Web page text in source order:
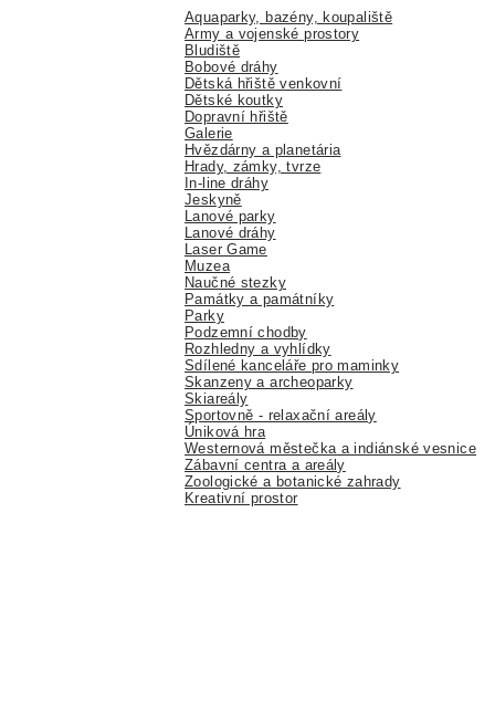
Aquaparky, bazény, koupaliště
Army a vojenské prostory
Bludiště
Bobové dráhy
Dětská hřiště venkovní
Dětské koutky
Dopravní hřiště
Galerie
Hvězdárny a planetária
Hrady, zámky, tvrze
In-line dráhy
Jeskyně
Lanové parky
Lanové dráhy
Laser Game
Muzea
Naučné stezky
Památky a památníky
Parky
Podzemní chodby
Rozhledny a vyhlídky
Sdílené kanceláře pro maminky
Skanzeny a archeoparky
Skiareály
Sportovně - relaxační areály
Úniková hra
Westernová městečka a indiánské vesnice
Zábavní centra a areály
Zoologické a botanické zahrady
Kreativní prostor